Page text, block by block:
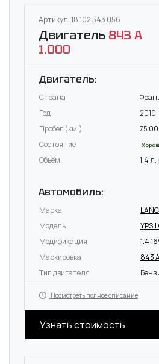
Артикул: 18 102 543 056
Двигатель 843 A
1.000
Двигатель:
Страна
Год
2010
Пробег (км.)
75
Состояние
Объём 1.4
Автомобиль:
Марка
Модель
Модификация
1.4
Маркировка
843
Тип двигателя
Посмотреть полное описание
Узнать стоимость